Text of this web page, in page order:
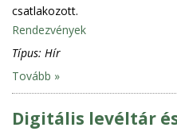
csatlakozott.
Rendezvények
Típus: Hír
Tovább »
Digitális levéltár